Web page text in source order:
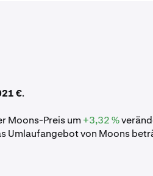
€.
Moons-Preis um +3,32 %
Umlaufangebot von Moons